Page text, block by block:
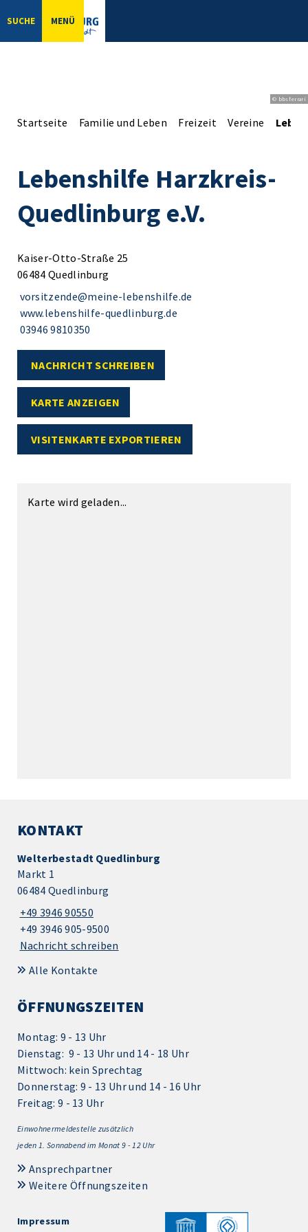
SUCHE MENÜ
© bbsferrari
Startseite Familie und Leben Freizeit Vereine
Lebenshilfe Harzkreis-
Quedlinburg e.V.
Kaiser-Otto-Straße 25
06484 Quedlinburg
vorsitzende@meine-lebenshilfe.de
www.lebenshilfe-quedlinburg.de
03946 9810350
NACHRICHT SCHREIBEN
KARTE ANZEIGEN
VISITENKARTE EXPORTIEREN
Karte wird geladen...
KONTAKT
Welterbestadt Quedlinburg
Markt 1
06484 Quedlinburg
+49 3946 90550
+49 3946 905-9500
Nachricht schreiben
Alle Kontakte
ÖFFNUNGSZEITEN
Montag: 9 - 13 Uhr
Dienstag: 9 - 13 Uhr und 14 - 18 Uhr
Mittwoch: kein Sprechtag
Donnerstag: 9 - 13 Uhr und 14 - 16 Uhr
Freitag: 9 - 13 Uhr
Einwohnermeldestelle zusätzlich
jeden 1. Sonnabend im Monat 9 - 12 Uhr
Ansprechpartner
Weitere Öffnungszeiten
Impressum